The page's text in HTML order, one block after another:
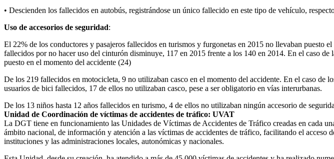
• Descienden los fallecidos en autobús, registrándose un único fallecido en este tipo de vehículo,
Uso de accesorios de seguridad:
El 22% de los conductores y pasajeros fallecidos en turismos y furgonetas en 2015 no llevaban
fallecidos por no hacer uso del cinturón disminuye, 117 en 2015 frente a los 140 en 2014. En el caso
puesto en el momento del accidente (24)
De los 219 fallecidos en motocicleta, 9 no utilizaban casco en el momento del accidente. En el caso
usuarios de bici fallecidos, 17 de ellos no utilizaban casco, pese a ser obligatorio en vías interurbanas.
De los 13 niños hasta 12 años fallecidos en turismo, 4 de ellos no utilizaban ningún accesorio de
Unidad de Coordinación de víctimas de accidentes de tráfico: UVAT
La DGT tiene en funcionamiento las Unidades de Víctimas de Accidentes de Tráfico creadas en cada
ámbito nacional, de información y atención a las víctimas de accidentes de tráfico, facilitando el
instituciones y las administraciones locales, autonómicas y nacionales.